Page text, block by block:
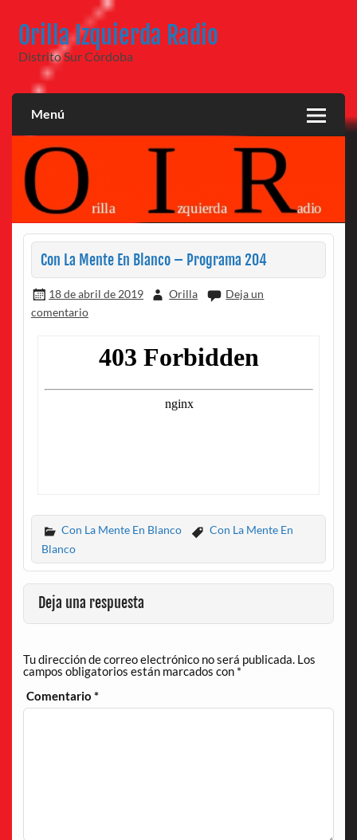
contenido
Orilla Izquierda Radio
Distrito Sur Córdoba
Menú
Con La Mente En Blanco – Programa 204
18 de abril de 2019 Orilla
Deja un
comentario
Con La Mente En Blanco
Con La Mente En
Blanco
Deja una respuesta
Tu dirección de correo electrónico no será publicada. Los
campos obligatorios están marcados con *
Comentario*